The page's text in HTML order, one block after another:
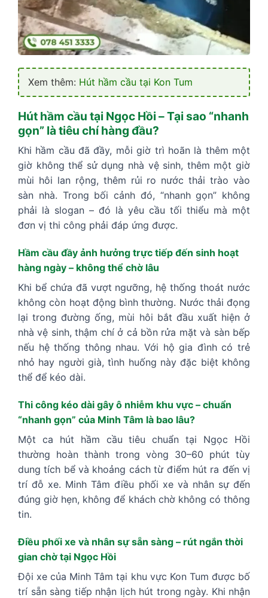
Xem thêm: Hút hầm cầu tại Kon Tum
Hút hầm cầu tại Ngọc Hồi – Tại sao “nhanh
gọn” là tiêu chí hàng đầu?
Khi hầm cầu đã đầy, mỗi giờ trì hoãn là thêm một
giờ không thể sử dụng nhà vệ sinh, thêm một giờ
mùi hôi lan rộng, thêm rủi ro nước thải trào vào
sàn nhà. Trong bối cảnh đó, “nhanh gọn” không
phải là slogan – đó là yêu cầu tối thiểu mà một
đơn vị thi công phải đáp ứng được.
Hầm cầu đầy ảnh hưởng trực tiếp đến sinh hoạt
hàng ngày – không thể chờ lâu
Khi bể chứa đã vượt ngưỡng, hệ thống thoát nước
không còn hoạt động bình thường. Nước thải đọng
lại trong đường ống, mùi hôi bắt đầu xuất hiện ở
nhà vệ sinh, thậm chí ở cả bồn rửa mặt và sàn bếp
nếu hệ thống thông nhau. Với hộ gia đình có trẻ
nhỏ hay người già, tình huống này đặc biệt không
thể để kéo dài.
Thi công kéo dài gây ô nhiễm khu vực – chuẩn
“nhanh gọn” của Minh Tâm là bao lâu?
Một ca hút hầm cầu tiêu chuẩn tại Ngọc Hồi
thường hoàn thành trong vòng 30–60 phút tùy
dung tích bể và khoảng cách từ điểm hút ra đến vị
trí đỗ xe. Minh Tâm điều phối xe và nhân sự đến
đúng giờ hẹn, không để khách chờ không có thông
tin.
Điều phối xe và nhân sự sẵn sàng – rút ngắn thời
gian chờ tại Ngọc Hồi
Đội xe của Minh Tâm tại khu vực Kon Tum được bố
trí sẵn sàng tiếp nhận lịch hút trong ngày. Khi nhận